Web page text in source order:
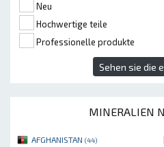
Neu
Hochwertige teile
Professionelle produkte
Sehen sie die
MINERALIEN
AFGHANISTAN (44)